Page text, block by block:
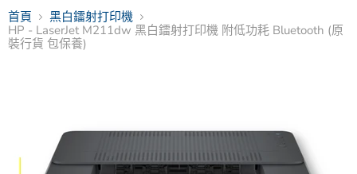
首頁
黑白鐳射打印機
HP - LaserJet M211dw 黑白鐳射打印機 附低功耗 Bluetooth (原
裝行貨 包保養)